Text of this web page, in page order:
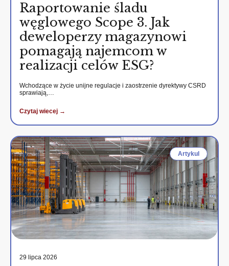
Raportowanie śladu
węglowego Scope 3. Jak
deweloperzy magazynowi
pomagają najemcom w
realizacji celów ESG?
Wchodzące w życie unijne regulacje i zaostrzenie dyrektywy CSRD
sprawiają,…
Czytaj wiecej →
Artykul
29 lipca 2026